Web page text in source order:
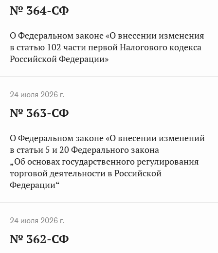
№ 364-СФ
О Федеральном законе «О внесении изменения
в статью 102 части первой Налогового кодекса
Российской Федерации»
24 июля 2026 г.
№ 363-СФ
О Федеральном законе «О внесении изменений
в статьи 5 и 20 Федерального закона
„Об основах государственного регулирования
торговой деятельности в Российской
Федерации“
24 июля 2026 г.
№ 362-СФ